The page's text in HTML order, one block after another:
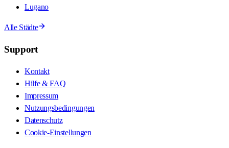
Lugano
Alle Städte
Support
Kontakt
Hilfe & FAQ
Impressum
Nutzungsbedingungen
Datenschutz
Cookie-Einstellungen